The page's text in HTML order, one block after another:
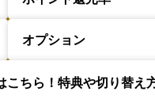
オプション
こちら！ 特典や切り替え